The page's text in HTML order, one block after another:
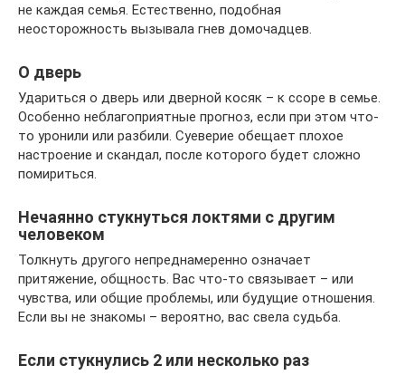
не каждая семья. Естественно, подобная
неосторожность вызывала гнев домочадцев.
О дверь
Удариться о дверь или дверной косяк – к ссоре в семье.
Особенно неблагоприятные прогноз, если при этом что-
то уронили или разбили. Суеверие обещает плохое
настроение и скандал, после которого будет сложно
помириться.
Нечаянно стукнуться локтями с другим
человеком
Толкнуть другого непреднамеренно означает
притяжение, общность. Вас что-то связывает – или
чувства, или общие проблемы, или будущие отношения.
Если вы не знакомы – вероятно, вас свела судьба.
Если стукнулись 2 или несколько раз